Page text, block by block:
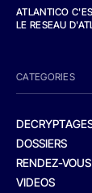
ATLANTICO
LE RESEAU
CATEGORIES
DOSSIERS
RENDEZ-VOUS
VIDEOS